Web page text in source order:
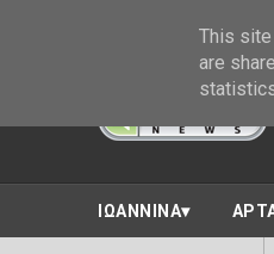
ΙΩΑΝΝΙΝΑ
This
are